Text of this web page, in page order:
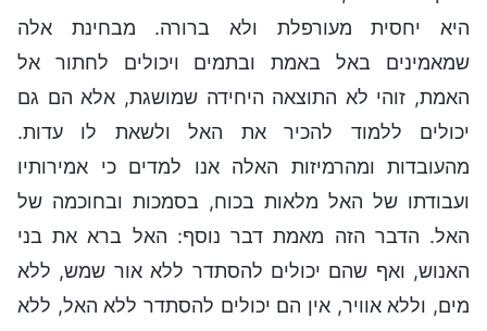
היא יחסית מעורפלת ולא ברורה. מבחינת אלה
שמאמינים באל באמת ובתמים ויכולים לחתור אל
האמת, זוהי לא התוצאה היחידה שמושגת, אלא הם גם
יכולים ללמוד להכיר את האל ולשאת לו עדות.
מהעובדות ומהרמיזות האלה אנו למדים כי אמירותיו
ועבודתו של האל מלאות בכוח, בסמכות ובחוכמה של
האל. הדבר הזה מאמת דבר נוסף: האל ברא את בני
האנוש, ואף שהם יכולים להסתדר ללא אור שמש, ללא
מים, וללא אוויר, אין הם יכולים להסתדר ללא האל, ללא